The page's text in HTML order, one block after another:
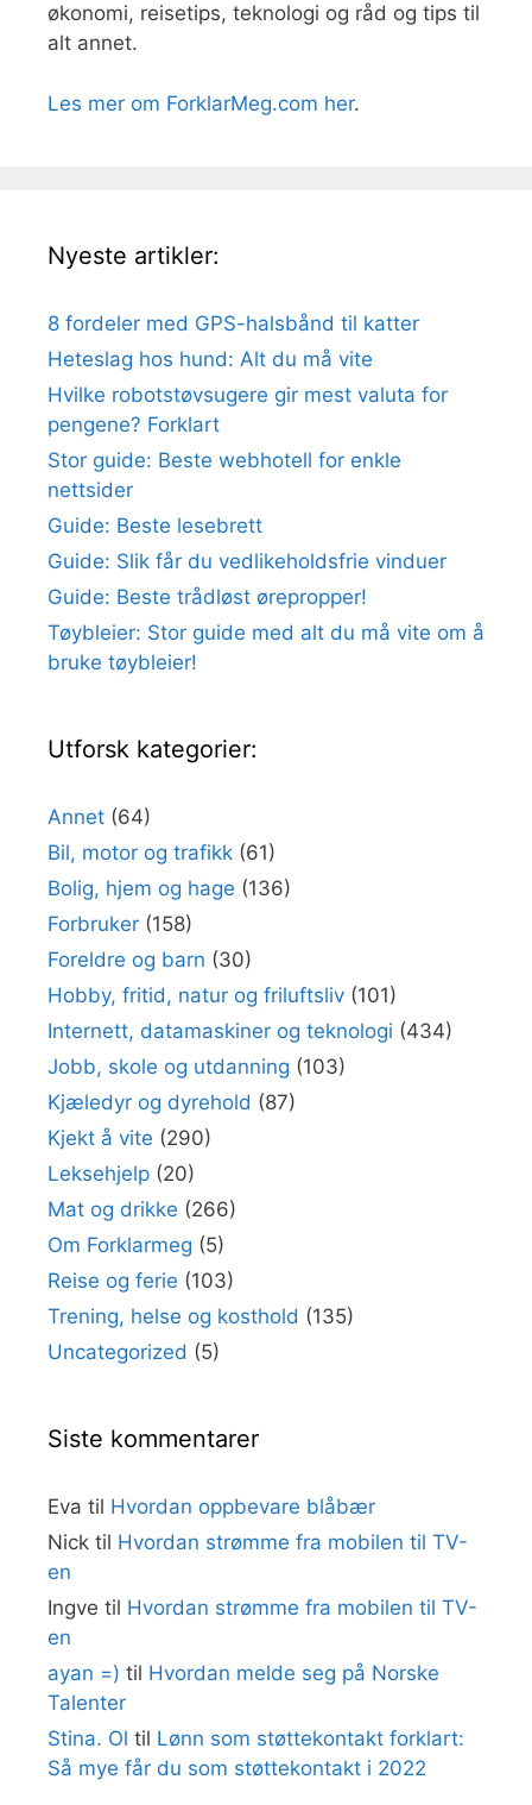
økonomi, reisetips, teknologi og råd og tips til
alt annet.
Les mer om ForklarMeg.com her.
Nyeste artikler:
8 fordeler med GPS-halsbånd til katter
Heteslag hos hund: Alt du må vite
Hvilke robotstøvsugere gir mest valuta for
pengene? Forklart
Stor guide: Beste webhotell for enkle
nettsider
Guide: Beste lesebrett
Guide: Slik får du vedlikeholdsfrie vinduer
Guide: Beste trådløst ørepropper!
Tøybleier: Stor guide med alt du må vite om å
bruke tøybleier!
Utforsk kategorier:
Annet (64)
Bil, motor og trafikk (61)
Bolig, hjem og hage (136)
Forbruker (158)
Foreldre og barn (30)
Hobby, fritid, natur og friluftsliv (101)
Internett, datamaskiner og teknologi (434)
Jobb, skole og utdanning (103)
Kjæledyr og dyrehold (87)
Kjekt å vite (290)
Leksehjelp (20)
Mat og drikke (266)
Om Forklarmeg (5)
Reise og ferie (103)
Trening, helse og kosthold (135)
Uncategorized (5)
Siste kommentarer
Eva til Hvordan oppbevare blåbær
Nick til Hvordan strømme fra mobilen til TV-
en
Ingve til Hvordan strømme fra mobilen til TV-
en
ayan =) til Hvordan melde seg på Norske
Talenter
Stina. Ol til Lønn som støttekontakt forklart:
Så mye får du som støttekontakt i 2022